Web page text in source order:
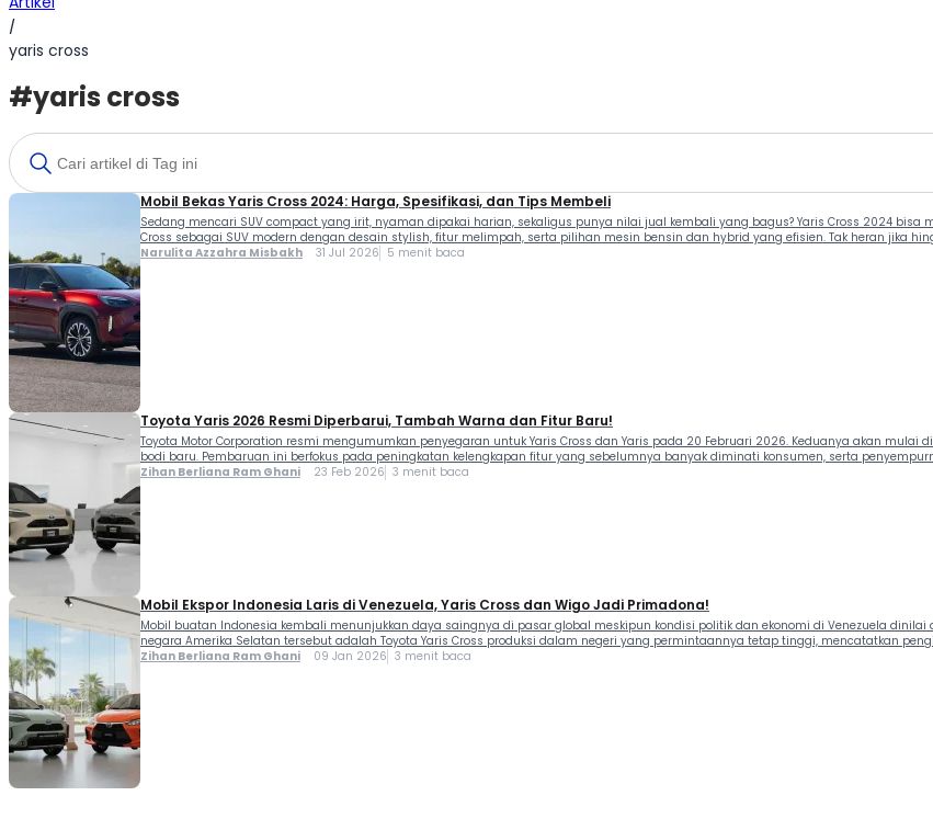
/
yaris cross
#yaris cross
Mobil Bekas Yaris Cross 2024: Harga, Spesifikasi, dan Tips Membeli
Sedang mencari SUV compact yang irit, nyaman dipakai harian, sekaligus punya nilai jual kembali yang bagus? Yaris Cross 2024
Cross sebagai SUV modern dengan desain stylish, fitur melimpah, serta pilihan mesin bensin dan hybrid yang efisien. Tak heran jika
Narulita Azzahra Misbakh 31 Jul 2026 5 menit baca
Toyota Yaris 2026 Resmi Diperbarui, Tambah Warna dan Fitur Baru!
Toyota Motor Corporation resmi mengumumkan penyegaran untuk Yaris Cross dan Yaris pada 20 Februari 2026. Keduanya akan
bodi baru. Pembaruan ini berfokus pada peningkatan kelengkapan fitur yang sebelumnya banyak diminati konsumen, serta
Zihan Berliana Ram Ghani 23 Feb 2026 3 menit baca
Mobil Ekspor Indonesia Laris di Venezuela, Yaris Cross dan Wigo Jadi Primadona!
Mobil buatan Indonesia kembali menunjukkan daya saingnya di pasar global meskipun kondisi politik dan ekonomi di Venezuela
negara Amerika Selatan tersebut adalah Toyota Yaris Cross produksi dalam negeri yang permintaannya tetap tinggi, mencatatkan
Zihan Berliana Ram Ghani 09 Jan 2026 3 menit baca